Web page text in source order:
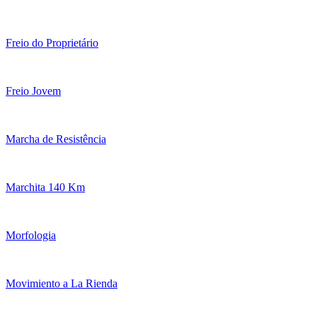
Freio do Proprietário
Freio Jovem
Marcha de Resistência
Marchita 140 Km
Morfologia
Movimiento a La Rienda